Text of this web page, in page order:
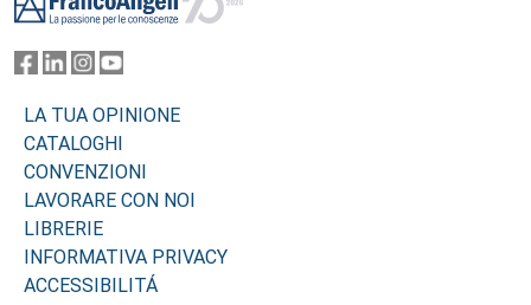
LA TUA OPINIONE
CATALOGHI
CONVENZIONI
LAVORARE CON NOI
LIBRERIE
INFORMATIVA PRIVACY
ACCESSIBILITÁ